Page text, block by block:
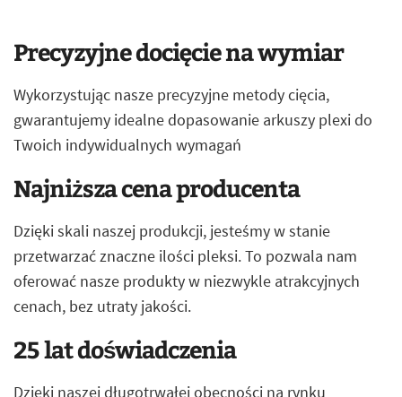
Precyzyjne docięcie na wymiar
Wykorzystując nasze precyzyjne metody cięcia,
gwarantujemy idealne dopasowanie arkuszy plexi do
Twoich indywidualnych wymagań
Najniższa cena producenta
Dzięki skali naszej produkcji, jesteśmy w stanie
przetwarzać znaczne ilości pleksi. To pozwala nam
oferować nasze produkty w niezwykle atrakcyjnych
cenach, bez utraty jakości.
25 lat doświadczenia
Dzięki naszej długotrwałej obecności na rynku